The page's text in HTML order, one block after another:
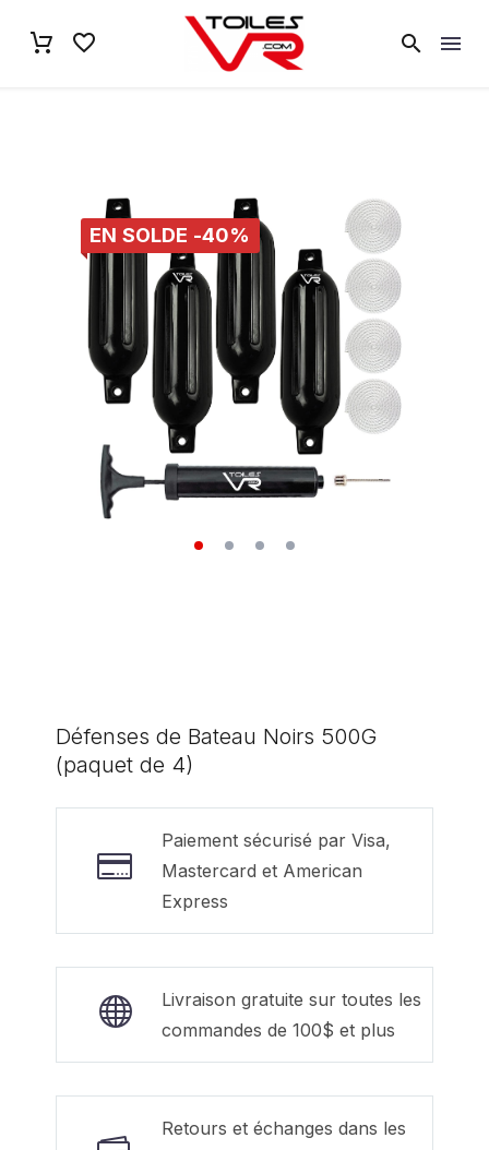
EN SOLDE -40%
Défenses de Bateau Noirs 500G
(paquet de 4)
Paiement sécurisé par Visa,
Mastercard et American
Express
Livraison gratuite sur toutes les
commandes de 100$ et plus
Retours et échanges dans les